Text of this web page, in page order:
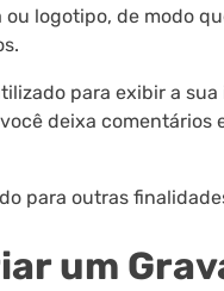
logotipo, de modo
para exibir a sua
deixa comentários
para outras
um